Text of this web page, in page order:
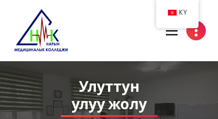
content
Улуттун
улуу жолу
KY